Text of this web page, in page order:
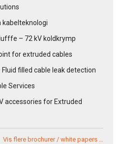
kabelteknologi
– 72 kV koldkrymp
for extruded cables
filled cable leak detection
Services
accessories for Extruded
Vis flere brochurer / white papers …